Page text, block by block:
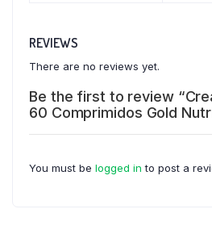
REVIEWS
There are no reviews yet.
Be the first to review
60 Comprimidos Gold
You must be logged in to post a